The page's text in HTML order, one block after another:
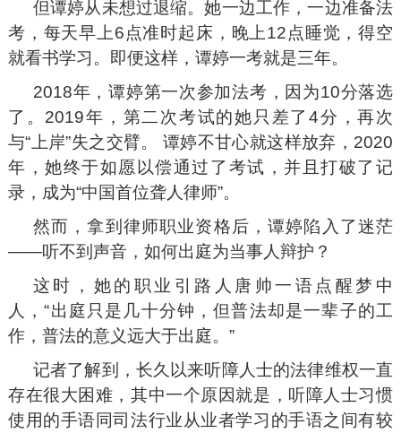
但谭婷从未想过退缩。她一边工作，一边准备法
考，每天早上6点准时起床，晚上12点睡觉，得空
就看书学习。即便这样，谭婷一考就是三年。
2018年，谭婷第一次参加法考，因为10分落选
了。2019年，第二次考试的她只差了4分，再次
与“上岸”失之交臂。 谭婷不甘心就这样放弃，2020
年，她终于如愿以偿通过了考试，并且打破了记
录，成为“中国首位聋人律师”。
然而，拿到律师职业资格后，谭婷陷入了迷茫
——听不到声音，如何出庭为当事人辩护？
这时，她的职业引路人唐帅一语点醒梦中
人，“出庭只是几十分钟，但普法却是一辈子的工
作，普法的意义远大于出庭。”
记者了解到，长久以来听障人士的法律维权一直
存在很大困难，其中一个原因就是，听障人士习惯
使用的手语同司法行业从业者学习的手语之间有较